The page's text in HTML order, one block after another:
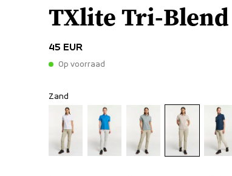
TXlite Tri-Blend
45 EUR
Op voorraad
Zand